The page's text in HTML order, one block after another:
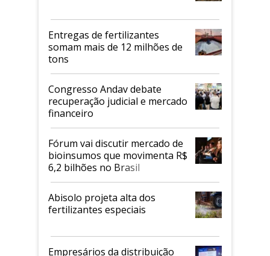
Entregas de fertilizantes
somam mais de 12 milhões de
tons
Congresso Andav debate
recuperação judicial e mercado
financeiro
Fórum vai discutir mercado de
bioinsumos que movimenta R$
6,2 bilhões no Brasil
Abisolo projeta alta dos
fertilizantes especiais
Empresários da distribuição